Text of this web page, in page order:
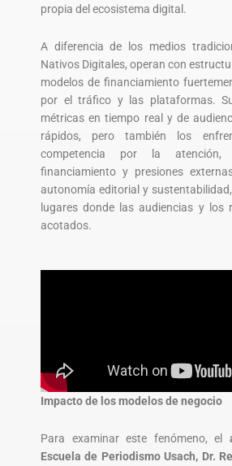
propia del ecosistema digital.
A diferencia de los medios
Nativos Digitales, operan con
modelos de financiamiento
por el tráfico y las plataformas.
métricas en tiempo real y de
rápidos, pero también los
competencia por la atención,
financiamiento y presiones
autonomía editorial y
lugares donde las audiencias y los
acotados.
Impacto de los modelos de negocio
Para examinar este fenómeno, el
Escuela de Periodismo Usach, Dr.